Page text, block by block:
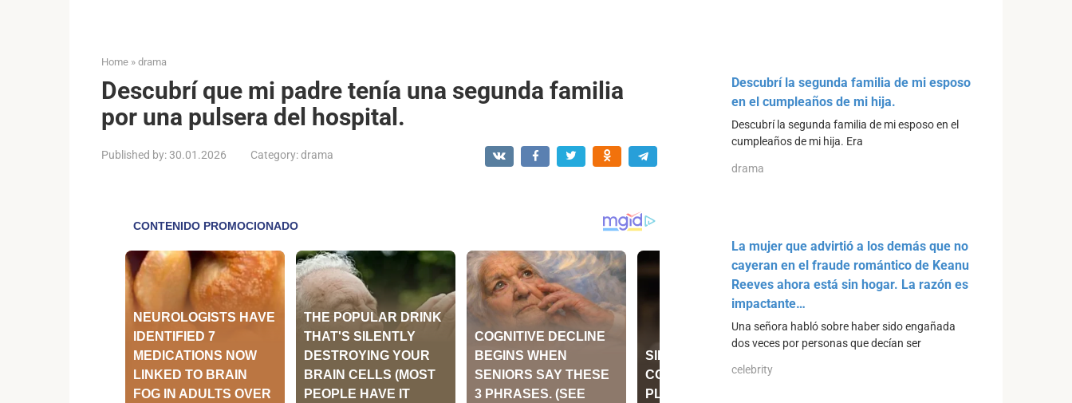
Home » drama
Descubrí que mi padre tenía una segunda familia
por una pulsera del hospital.
Published by:30.01.2026 Category:drama
Descubrí la segunda familia de mi esposo
en el cumpleaños de mi hija.
Descubrí la segunda familia de mi esposo en el
cumpleaños de mi hija. Era
drama
La mujer que advirtió a los demás que no
cayeran en el fraude romántico de Keanu
Reeves ahora está sin hogar. La razón es
impactante…
Una señora habló sobre haber sido engañada
dos veces por personas que decían ser
celebrity